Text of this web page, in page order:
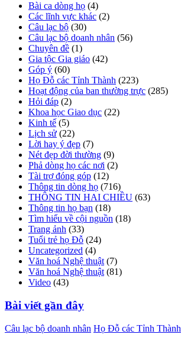
Bài ca dòng họ (4)
Các lĩnh vực khác (2)
Câu lạc bộ (30)
Câu lạc bộ doanh nhân (56)
Chuyên đề (1)
Gia tộc Gia giáo (42)
Góp ý (60)
Họ Đỗ các Tỉnh Thành (223)
Hoạt động của ban thường trực (285)
Hỏi đáp (2)
Khoa học Giao dục (22)
Kinh tế (5)
Lịch sử (22)
Lời hay ý đẹp (7)
Nét đẹp đời thường (9)
Phả dòng họ các nơi (2)
Tài trợ đóng góp (12)
Thông tin dòng họ (716)
THÔNG TIN HAI CHIỀU (63)
Thông tin họ bạn (18)
Tìm hiểu về cội nguồn (18)
Trang ảnh (33)
Tuổi trẻ họ Đỗ (24)
Uncategorized (4)
Văn hoá Nghệ thuật (7)
Văn hoá Nghệ thuật (81)
Video (43)
Bài viết gần đây
Câu lạc bộ doanh nhân Họ Đỗ các Tỉnh Thành